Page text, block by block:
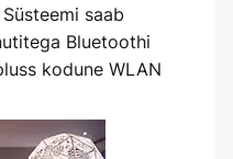
saab
Bluetoothi
kodune WLAN